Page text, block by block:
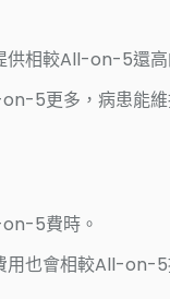
供相較All-on-5還高
5更多，病患能維
5費時。
用也會相較All-on-5